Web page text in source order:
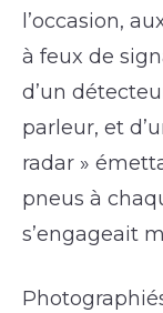
l’occasion,
à feux de
d’un
parleur, et
radar »
pneus à
s’engageait